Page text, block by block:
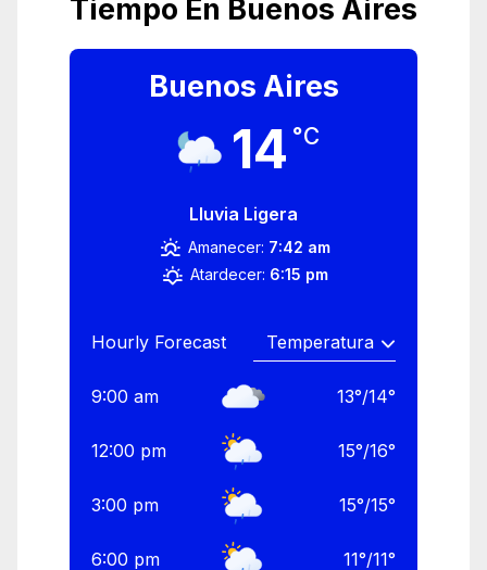
Tiempo En Buenos Aires
Buenos Aires
14 °C
Lluvia Ligera
Amanecer: 7:42 am
Atardecer: 6:15 pm
Hourly Forecast
9:00 am 13°/14°
12:00 pm 15°/16°
3:00 pm 15°/15°
6:00 pm 11°/11°